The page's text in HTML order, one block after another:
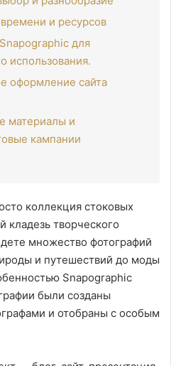
и ресурсов
для
использования.
оформление сайта
материалы и
кампании
коллекция стоковых
кладезь творческого
множество фотографий
и путешествий до моды
Snapographic
были созданы
и отобраны с особым